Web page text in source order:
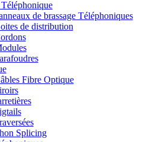
de brassage Téléphoniques
de distribution
Fibre Optique
Splicing